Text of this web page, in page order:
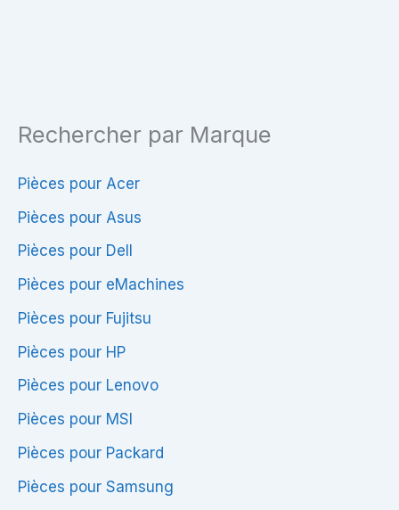
Rechercher par Marque
Pièces pour Acer
Pièces pour Asus
Pièces pour Dell
Pièces pour eMachines
Pièces pour Fujitsu
Pièces pour HP
Pièces pour Lenovo
Pièces pour MSI
Pièces pour Packard
Pièces pour Samsung